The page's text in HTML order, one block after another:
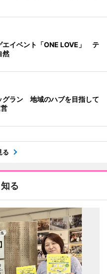
エイベント「ONE LOVE」 テ
然
グラン 地域のハブを目指して
る
る